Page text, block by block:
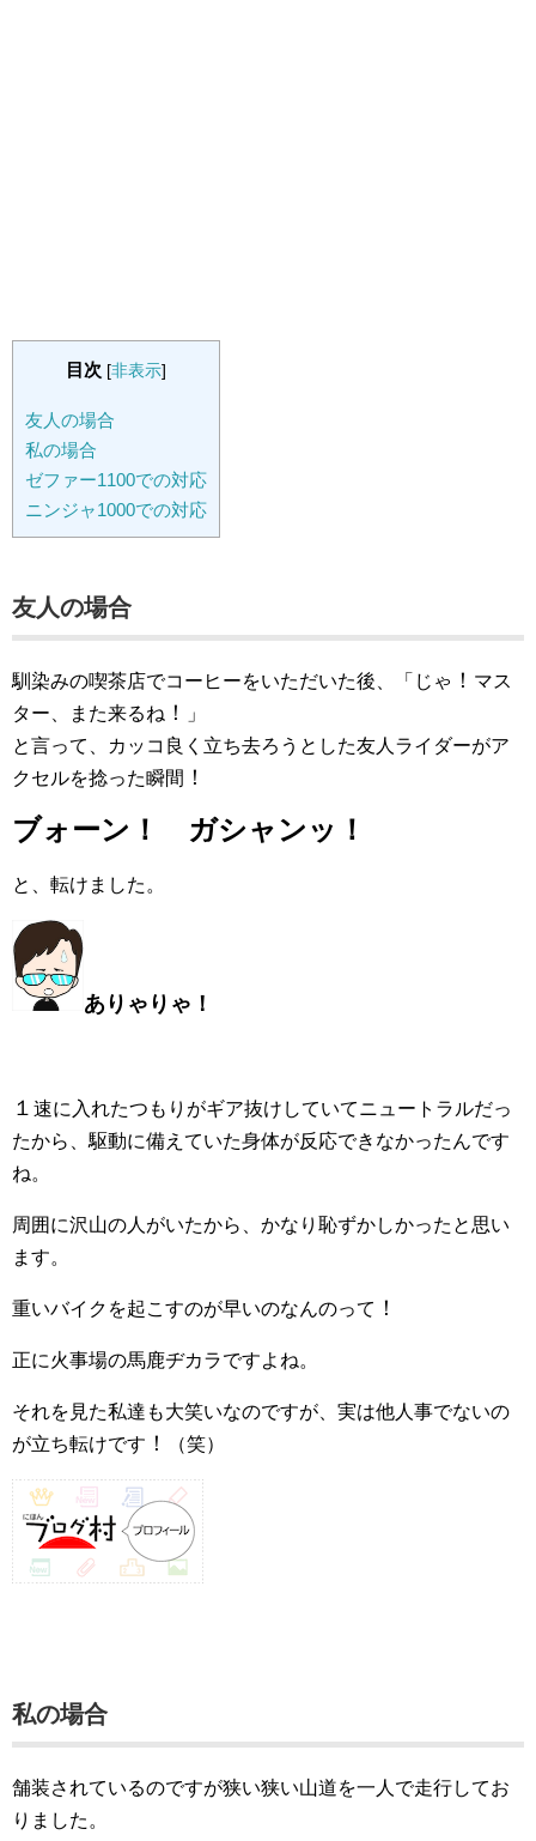
目次 [非表示]
友人の場合
私の場合
ゼファー1100での対応
ニンジャ1000での対応
友人の場合
馴染みの喫茶店でコーヒーをいただいた後、「じゃ ！ マス
ター、また来るね ！
」
と言って、カッコ良く立ち去ろうとした友人ライダーがア
クセルを捻った瞬間 ！
ブォーン！ ガシャンッ！
と、転けました。
ありゃりゃ！
１ 速に入れたつもりがギア抜けしていてニュートラルだっ
たから、駆動に備えていた身体が反応できなかったんです
ね。
周囲に沢山の人がいたから、かなり恥ずかしかったと思い
ます。
重いバイクを起こすのが早いのなんのって ！
正に火事場の馬鹿ヂカラですよね。
それを見た私達も大笑いなのですが、実は他人事でないの
が立ち転けです ！ （笑）
私の場合
舗装されているのですが狭い狭い山道を一人で走行してお
りました。